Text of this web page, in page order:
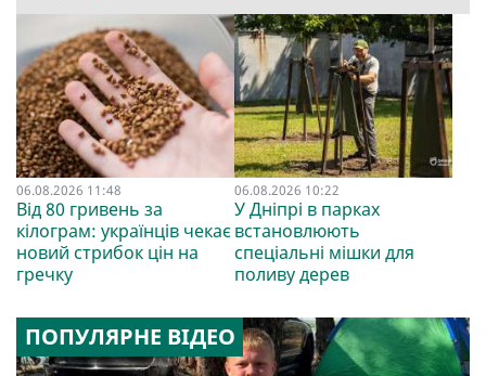
06.08.2026 11:48
Від 80 гривень за
кілограм: українців чекає
новий стрибок цін на
гречку
06.08.2026 10:22
У Дніпрі в парках
встановлюють
спеціальні мішки для
поливу дерев
ПОПУЛЯРНЕ ВІДЕО